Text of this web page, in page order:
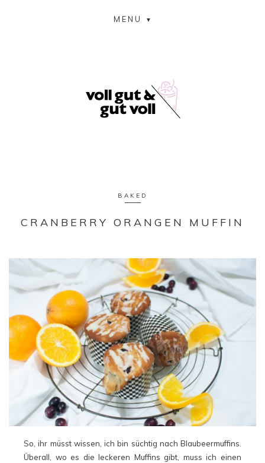
MENU
BAKED
CRANBERRY ORANGEN MUFFIN
So, ihr müsst wissen, ich bin süchtig nach Blaubeermuffins.
Überall, wo es die leckeren Muffins gibt, muss ich einen